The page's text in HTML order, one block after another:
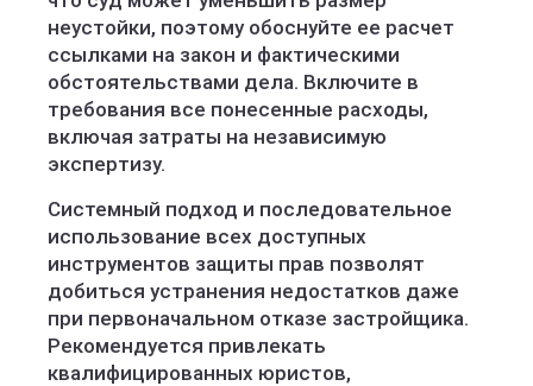
неустойки, поэтому обоснуйте ее расчет
ссылками на закон и фактическими
обстоятельствами дела. Включите в
требования все понесенные расходы,
включая затраты на независимую
экспертизу.
Системный подход и последовательное
использование всех доступных
инструментов защиты прав позволят
добиться устранения недостатков даже
при первоначальном отказе застройщика.
Рекомендуется привлекать
квалифицированных юристов,